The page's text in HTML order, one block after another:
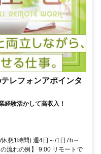
レフォンアポインタ
経験活かして高収入！
憩1時間) 週4日～/1日7h～
流れの例】 9:00 リモートで